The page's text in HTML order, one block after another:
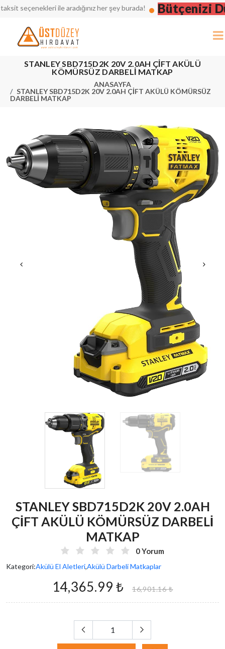
ile aradığınız her şey burada! Bütçenizi
STANLEY SBD715D2K 20V 2.0AH ÇİFT AKÜLÜ
KÖMÜRSÜZ DARBELİ MATKAP
ANASAYFA
STANLEY SBD715D2K 20V 2.0AH ÇİFT AKÜLÜ KÖMÜRSÜZ
DARBELİ MATKAP
STANLEY SBD715D2K 20V 2.0AH
ÇİFT AKÜLÜ KÖMÜRSÜZ DARBELİ
MATKAP
0 Yorum
Kategori:Akülü El Aletleri,Akülü Darbeli Matkaplar
14,365.99 ₺ 16,901.16 ₺